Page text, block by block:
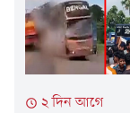
২ দিন আগে